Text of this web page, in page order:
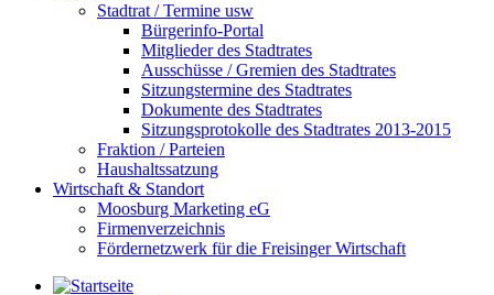
Stadtrat / Termine usw
Bürgerinfo-Portal
Mitglieder des Stadtrates
Ausschüsse / Gremien des Stadtrates
Sitzungstermine des Stadtrates
Dokumente des Stadtrates
Sitzungsprotokolle des Stadtrates 2013-2015
Fraktion / Parteien
Haushaltssatzung
Wirtschaft & Standort
Moosburg Marketing eG
Firmenverzeichnis
Fördernetzwerk für die Freisinger Wirtschaft